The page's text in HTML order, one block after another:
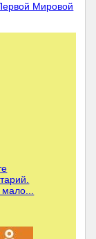
Мировой